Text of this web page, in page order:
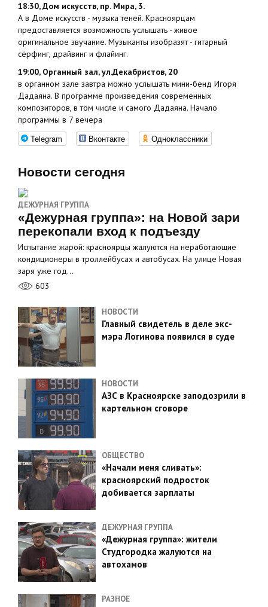
18:30, Дом искусств, пр. Мира, 3.
А в Доме искусств - музыка теней. Красноярцам
предоставляется возможность услышать - живое
оригинальное звучание. Музыканты изобразят - гитарный
сёрфинг, драйвинг и флайинг.
19:00, Органный зал, ул.Декабристов, 20
в органном зале завтра можно услышать мини-бенд Игоря
Дадаяна. В программе произведения современных
композиторов, в том числе и самого Дадаяна. Начало
программы в 7 вечера
Telegram Вконтакте Одноклассники
Новости сегодня
ДЕЖУРНАЯ ГРУППА
«Дежурная группа»: на Новой зари
перекопали вход к подъезду
Испытание жарой: красноярцы жалуются на неработающие
кондиционеры в троллейбусах и автобусах. На улице Новая
заря уже год…
603
НОВОСТИ
Главный свидетель в деле экс-
мэра Логинова появился в суде
НОВОСТИ
АЗС в Красноярске заподозрили в
картельном сговоре
ОБЩЕСТВО
«Начали меня сливать»:
красноярский подросток
добивается зарплаты
ДЕЖУРНАЯ ГРУППА
«Дежурная группа»: жители
Студгородка жалуются на
автохамов
РАЗНОЕ